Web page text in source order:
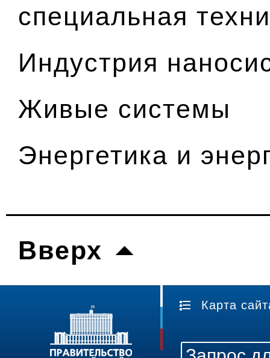
специальная
Индустрия
Живые системы
Энергетика и
Вверх
Карта